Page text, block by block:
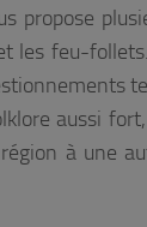
propose
les feu-
aussi
à une